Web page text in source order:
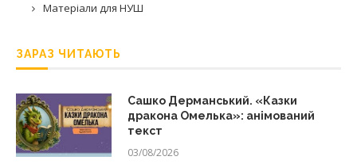
Матеріали для НУШ
ЗАРАЗ ЧИТАЮТЬ
Сашко Дерманський. «Казки
дракона Омелька»: анімований
текст
03/08/2026